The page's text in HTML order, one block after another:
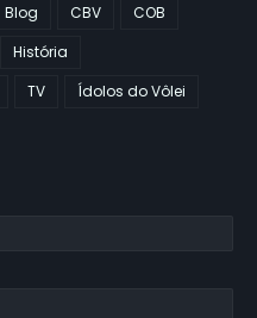
Blog CBV
COB
História
TV Ídolos do Vôlei